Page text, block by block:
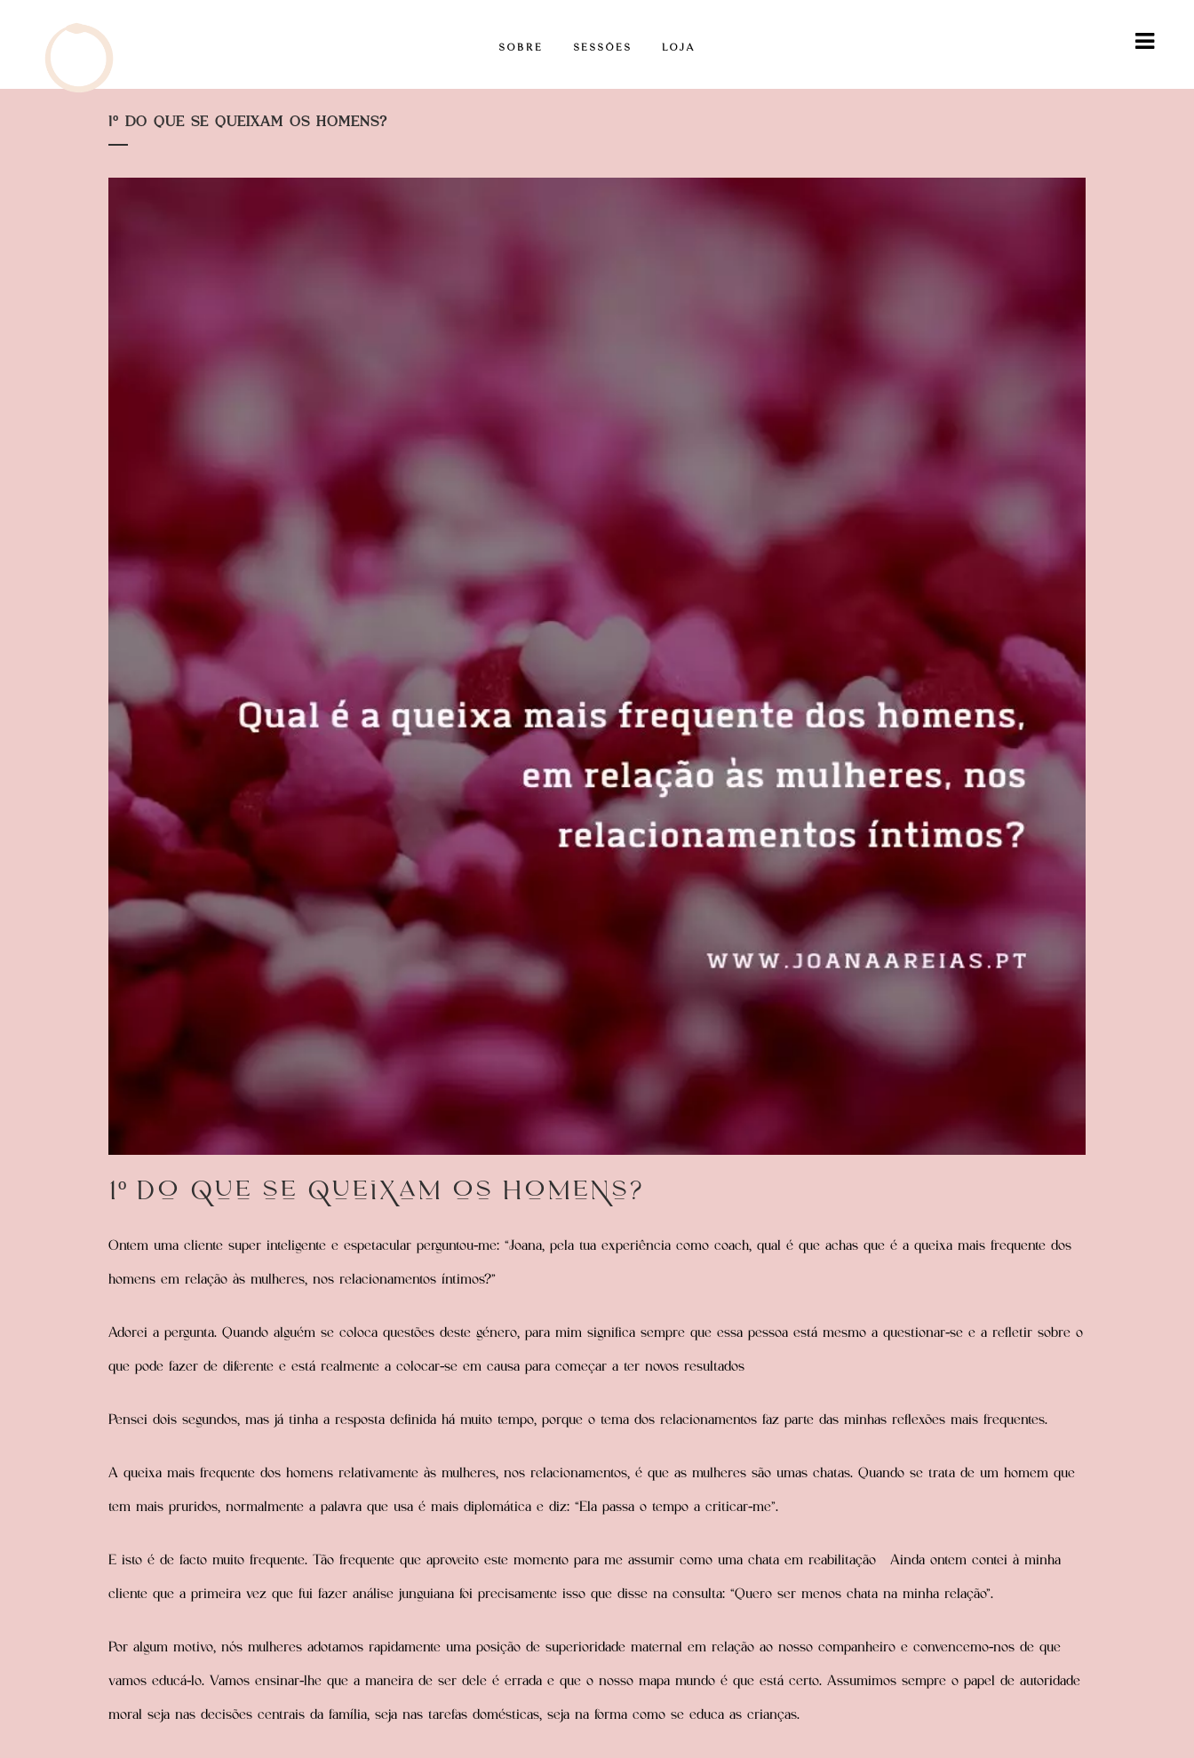
SOBRE SESSÕES LOJA
1º DO QUE SE QUEIXAM OS HOMENS?
1º Do que se queixam os homens?
Ontem uma cliente super inteligente e espetacular perguntou-me: “Joana, pela tua experiência como coach, qual é que achas que é a queixa mais frequente dos
homens em relação às mulheres, nos relacionamentos íntimos?”
Adorei a pergunta. Quando alguém se coloca questões deste género, para mim significa sempre que essa pessoa está mesmo a questionar-se e a refletir sobre o
que pode fazer de diferente e está realmente a colocar-se em causa para começar a ter novos resultados
Pensei dois segundos, mas já tinha a resposta definida há muito tempo, porque o tema dos relacionamentos faz parte das minhas reflexões mais frequentes.
A queixa mais frequente dos homens relativamente às mulheres, nos relacionamentos, é que as mulheres são umas chatas. Quando se trata de um homem que
tem mais pruridos, normalmente a palavra que usa é mais diplomática e diz: “Ela passa o tempo a criticar-me”.
E isto é de facto muito frequente. Tão frequente que aproveito este momento para me assumir como uma chata em reabilitação Ainda ontem contei à minha
cliente que a primeira vez que fui fazer análise junguiana foi precisamente isso que disse na consulta: “Quero ser menos chata na minha relação”.
Por algum motivo, nós mulheres adotamos rapidamente uma posição de superioridade maternal em relação ao nosso companheiro e convencemo-nos de que
vamos educá-lo. Vamos ensinar-lhe que a maneira de ser dele é errada e que o nosso mapa mundo é que está certo. Assumimos sempre o papel de autoridade
moral seja nas decisões centrais da família, seja nas tarefas domésticas, seja na forma como se educa as crianças.